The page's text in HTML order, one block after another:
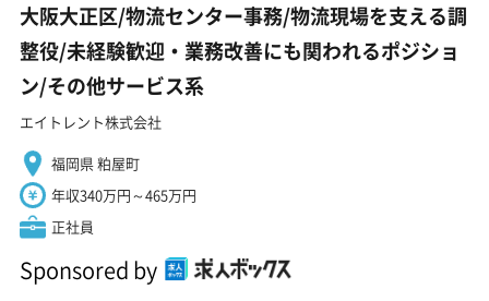
大阪大正区/物流センター事務/物流現場を支える調
整役/未経験歓迎・業務改善にも関われるポジショ
ン/その他サービス系
エイトレント株式会社
福岡県 粕屋町
年収340万円～465万円
正社員
Sponsored by